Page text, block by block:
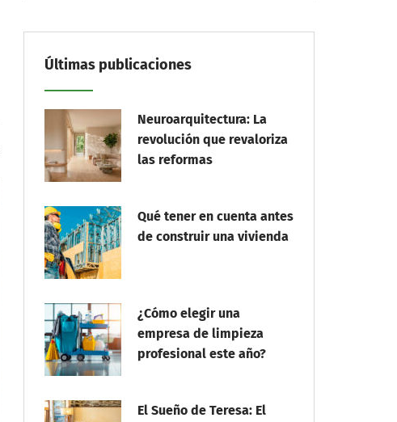
Últimas publicaciones
Neuroarquitectura: La
revolución que revaloriza
las reformas
Qué tener en cuenta antes
de construir una vivienda
¿Cómo elegir una
empresa de limpieza
profesional este año?
El Sueño de Teresa: El